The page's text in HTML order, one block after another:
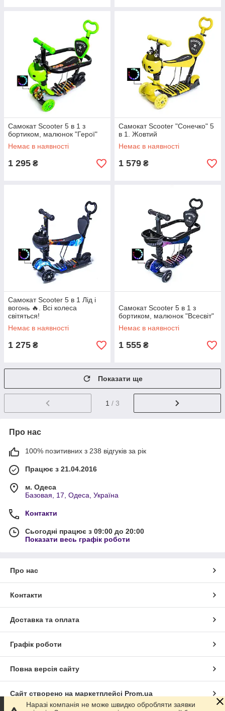
Самокат Scooter 5 в 1 з
бортиком, малюнок "Герої"
Немає в наявності
1 295 ₴
Самокат Scooter "Сонечко" 5
в 1. Жовтий
Немає в наявності
1 579 ₴
Самокат Scooter 5 в 1 Лід і
вогонь 🔥. Всі колеса
світяться!
Немає в наявності
1 275 ₴
Самокат Scooter 5 в 1 з
бортиком, малюнок "Всесвіт"
Немає в наявності
1 555 ₴
Показати ще
1 / 3
Про нас
100% позитивних з 238 відгуків за рік
Працює з 21.04.2016
м. Одеса
Базовая, 17, Одеса, Україна
Контакти
Сьогодні працює з 09:00 до 20:00
Показати весь графік роботи
Про нас
Контакти
Доставка та оплата
Графік роботи
Повна версія сайту
Сайт створено на маркетплейсі Prom.ua
Наразі компанія не може швидко обробляти заявки